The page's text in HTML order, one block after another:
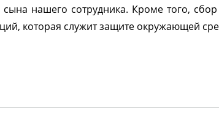
нашего сотрудника. Кроме того,
которая служит защите окружающей